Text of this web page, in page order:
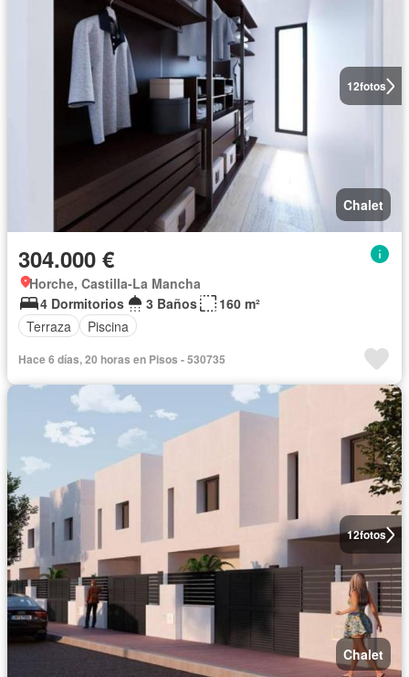
12fotos
Chalet
304.000 €
Horche, Castilla-La Mancha
4 Dormitorios
3 Baños
160 m²
Terraza
Piscina
Hace 6 días, 20 horas en Pisos - 530735
12fotos
Chalet